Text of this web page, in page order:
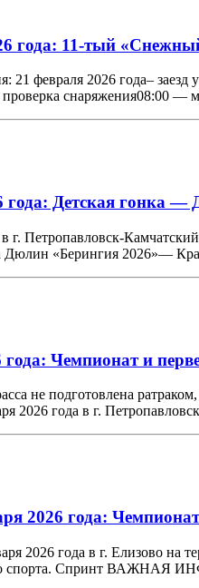
года: 11-тый
21 февраля 2026 года–
снаряжения08:00 —
года: Детская гонка
в г. Петропавловск-
Дюлин «Берингия 2026»—
года: Чемпионат и
не подготовлена
2026 года в г.
2026 года: Чемпионат
2026 года в г. Елизово на
спорта. Спринт ВАЖНАЯ